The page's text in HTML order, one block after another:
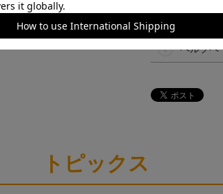
ギフト
ヘルプペ
トピックス